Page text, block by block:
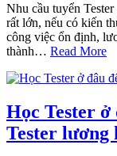
Nhu cầu tuyển
rất lớn, nếu có kiến
công việc ổn định,
thành… Read More
Học Tester ở
Tester lương